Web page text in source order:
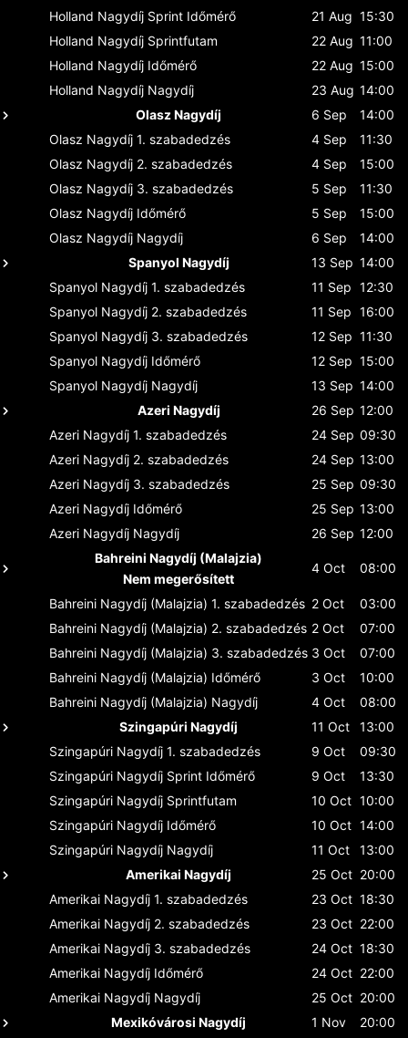
Holland Nagydíj Sprint Időmérő 21 Aug 15:30
Holland Nagydíj Sprintfutam 22 Aug 11:00
Holland Nagydíj Időmérő 22 Aug 15:00
Holland Nagydíj Nagydíj 23 Aug 14:00
Olasz Nagydíj
6 Sep
14:00
Olasz Nagydíj 1. szabadedzés 4 Sep
11:30
Olasz Nagydíj 2. szabadedzés 4 Sep
15:00
Olasz Nagydíj 3. szabadedzés 5 Sep
11:30
Olasz Nagydíj Időmérő 5 Sep
15:00
Olasz Nagydíj Nagydíj 6 Sep
14:00
Spanyol Nagydíj
13 Sep 14:00
Spanyol Nagydíj 1. szabadedzés 11 Sep 12:30
Spanyol Nagydíj 2. szabadedzés 11 Sep 16:00
Spanyol Nagydíj 3. szabadedzés 12 Sep 11:30
Spanyol Nagydíj Időmérő 12 Sep 15:00
Spanyol Nagydíj Nagydíj 13 Sep 14:00
Azeri Nagydíj
26 Sep 12:00
Azeri Nagydíj 1. szabadedzés 24 Sep 09:30
Azeri Nagydíj 2. szabadedzés 24 Sep 13:00
Azeri Nagydíj 3. szabadedzés 25 Sep 09:30
Azeri Nagydíj Időmérő 25 Sep 13:00
Azeri Nagydíj Nagydíj 26 Sep 12:00
Bahreini Nagydíj (Malajzia)
Nem megerősített
4 Oct 08:00
Bahreini Nagydíj (Malajzia) 1. szabadedzés 2 Oct
03:00
Bahreini Nagydíj (Malajzia) 2. szabadedzés 2 Oct
07:00
Bahreini Nagydíj (Malajzia) 3. szabadedzés 3 Oct
07:00
Bahreini Nagydíj (Malajzia) Időmérő 3 Oct
10:00
Bahreini Nagydíj (Malajzia) Nagydíj 4 Oct
08:00
Szingapúri Nagydíj
11 Oct
13:00
Szingapúri Nagydíj 1. szabadedzés 9 Oct
09:30
Szingapúri Nagydíj Sprint Időmérő 9 Oct
13:30
Szingapúri Nagydíj Sprintfutam 10 Oct 10:00
Szingapúri Nagydíj Időmérő 10 Oct 14:00
Szingapúri Nagydíj Nagydíj 11 Oct
13:00
Amerikai Nagydíj
25 Oct 20:00
Amerikai Nagydíj 1. szabadedzés 23 Oct 18:30
Amerikai Nagydíj 2. szabadedzés 23 Oct 22:00
Amerikai Nagydíj 3. szabadedzés 24 Oct 18:30
Amerikai Nagydíj Időmérő 24 Oct 22:00
Amerikai Nagydíj Nagydíj 25 Oct 20:00
Mexikóvárosi Nagydíj
1 Nov 20:00